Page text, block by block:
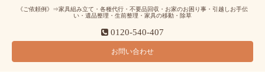
《ご依頼例》⇒家具組み立て・各種代行・不要品回収・お家のお困り事・引越しお手伝
い・遺品整理・生前整理・家具の移動・除草
0120-540-407
お問い合わせ